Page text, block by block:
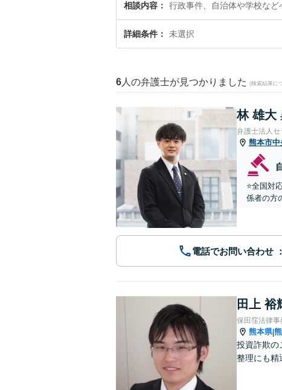
相談内容 行政事件、自治体や学校な
詳細条件 未選択
6 人の弁護士が見つかりました (検索結果に
林 雄大
弁護士法人セ
熊本市中
⭐️全国対
係者の方
電話でお問い合わせ
田上 裕
保田窪法律事
熊本県|
投資詐欺の
整理にも精